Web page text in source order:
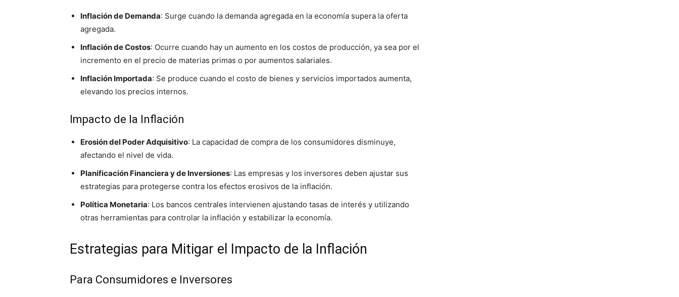
Inflación de Demanda: Surge cuando la demanda agregada en la economía supera la oferta
agregada.
Inflación de Costos: Ocurre cuando hay un aumento en los costos de producción, ya sea por el
incremento en el precio de materias primas o por aumentos salariales.
Inflación Importada: Se produce cuando el costo de bienes y servicios importados aumenta,
elevando los precios internos.
Impacto de la Inflación
Erosión del Poder Adquisitivo: La capacidad de compra de los consumidores disminuye,
afectando el nivel de vida.
Planificación Financiera y de Inversiones: Las empresas y los inversores deben ajustar sus
estrategias para protegerse contra los efectos erosivos de la inflación.
Política Monetaria: Los bancos centrales intervienen ajustando tasas de interés y utilizando
otras herramientas para controlar la inflación y estabilizar la economía.
Estrategias para Mitigar el Impacto de la Inflación
Para Consumidores e Inversores